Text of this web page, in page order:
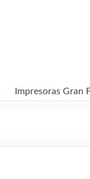
Impresoras Gran